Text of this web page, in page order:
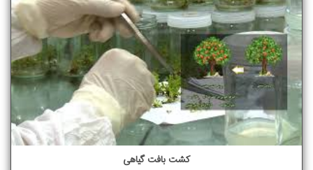
کشت بافت گیاهی